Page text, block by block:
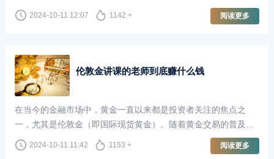
经济不确定性加剧的背景下，越来越多的人选择通过做伦敦金来
获取财富。然而，关于做伦敦金的投资者中，赚的人多还是亏的
2024-10-11 12:07 1142 + 阅读更多
伦敦金讲课的老师到底赚什么钱
在当今的金融市场中，黄金一直以来都是投资者关注的焦点之
一，尤其是伦敦金（即国际现货黄金）。随着黄金交易的普及，
越来越多的人开始关注如何通过黄金市场获取收益。这也催生了
一种新兴职业——以伦敦金为主题的讲课老师。他们不仅传授知
2024-10-11 11:42 1153 + 阅读更多